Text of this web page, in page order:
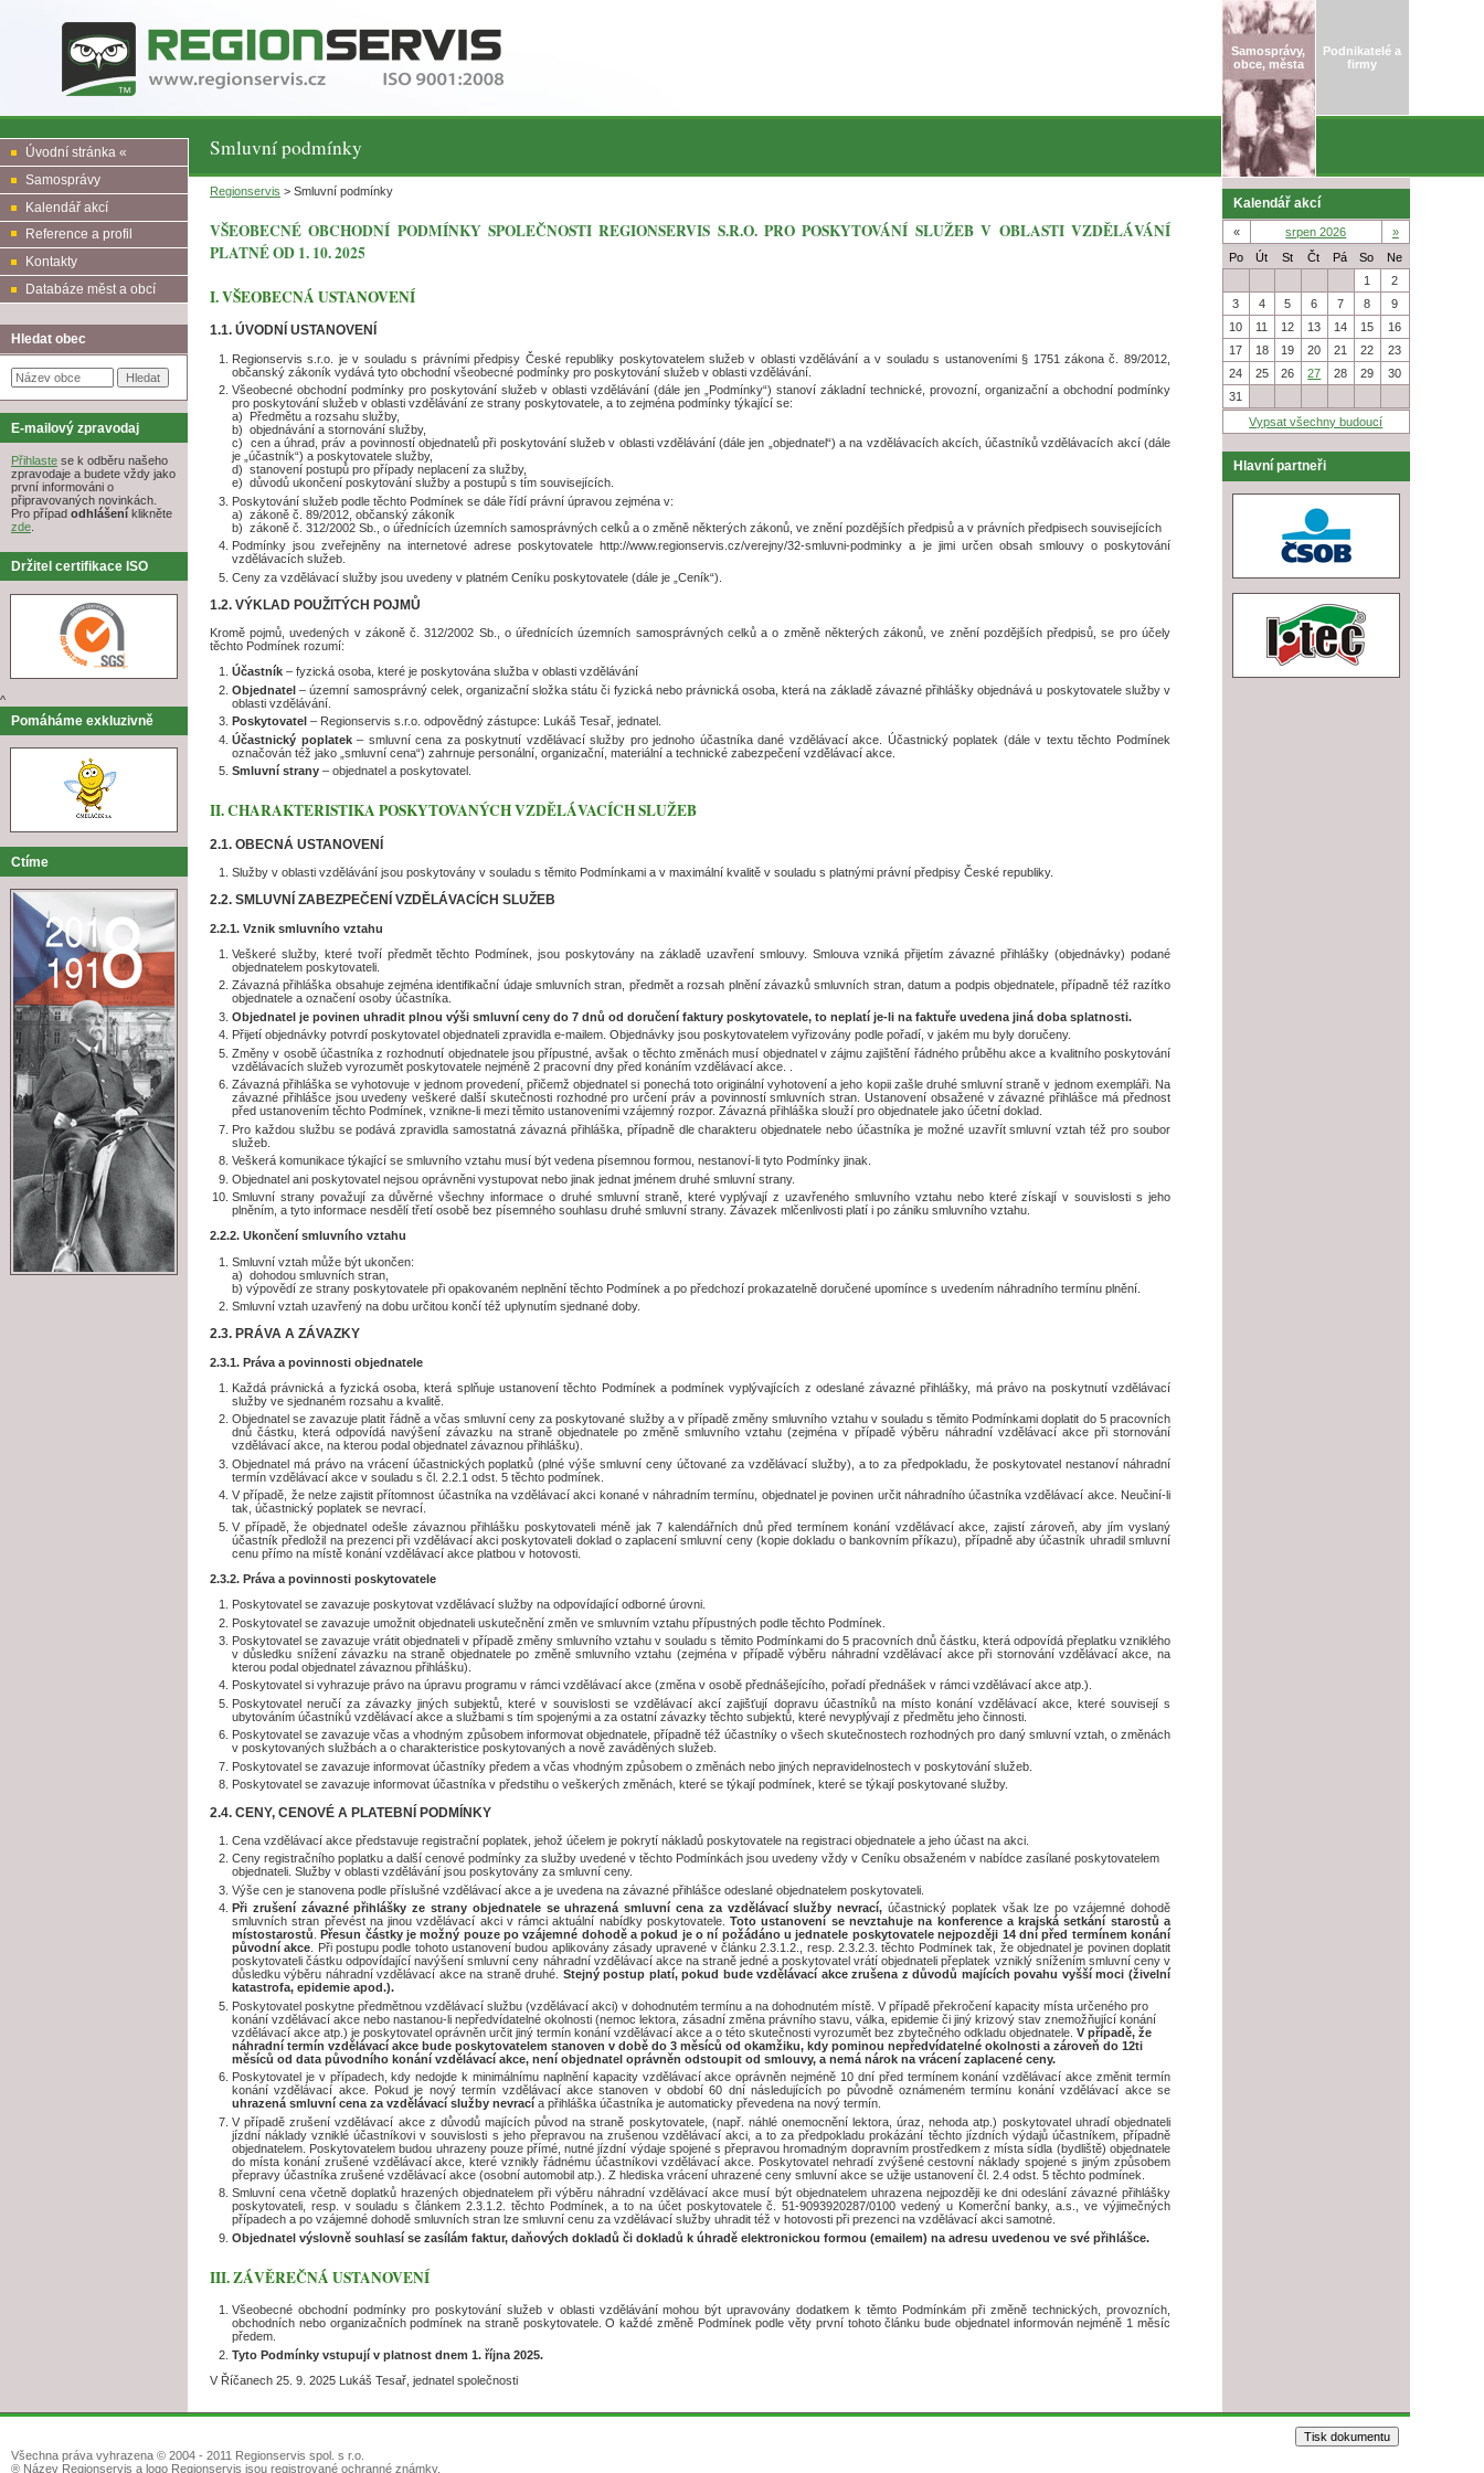
Samosprávy,
obce, města
Podnikatelé a
firmy
Smluvní podmínky
Úvodní stránka «
Samosprávy
Kalendář akcí
Reference a profil
Kontakty
Databáze měst a obcí
Hledat obec
E-mailový zpravodaj
Přihlaste se k odběru našeho
zpravodaje a budete vždy jako
první informováni o
připravovaných novinkách.
Pro případ odhlášení klikněte
zde
Držitel certifikace ISO
^
Pomáháme exkluzivně
Ctíme
Kalendář akcí
« srpen 2026
»
Po
Út St Čt Pá So
Ne
1
2
3
4 5 6 7 8
9
10
11 12 13 14 15
16
17
18 19 20 21 22
23
24
25 26 27 28 29
30
31
Vypsat všechny budoucí
Hlavní partneři
Regionservis > Smluvní podmínky
VŠEOBECNÉ OBCHODNÍ PODMÍNKY SPOLEČNOSTI REGIONSERVIS S.R.O. PRO POSKYTOVÁNÍ SLUŽEB V OBLASTI VZDĚLÁVÁNÍ
PLATNÉ OD 1. 10. 2025
I. VŠEOBECNÁ USTANOVENÍ
1.1. ÚVODNÍ USTANOVENÍ
Regionservis s.r.o. je v souladu s právními předpisy České republiky poskytovatelem služeb v oblasti vzdělávání a v souladu s ustanoveními § 1751 zákona č. 89/2012,
občanský zákoník vydává tyto obchodní všeobecné podmínky pro poskytování služeb v oblasti vzdělávání.
Všeobecné obchodní podmínky pro poskytování služeb v oblasti vzdělávání (dále jen „Podmínky“) stanoví základní technické, provozní, organizační a obchodní podmínky
pro poskytování služeb v oblasti vzdělávání ze strany poskytovatele, a to zejména podmínky týkající se:
a) Předmětu a rozsahu služby,
b) objednávání a stornování služby,
c) cen a úhrad, práv a povinností objednatelů při poskytování služeb v oblasti vzdělávání (dále jen „objednatel“) a na vzdělávacích akcích, účastníků vzdělávacích akcí (dále
je „účastník“) a poskytovatele služby,
d) stanovení postupů pro případy neplacení za služby,
e) důvodů ukončení poskytování služby a postupů s tím souvisejících.
Poskytování služeb podle těchto Podmínek se dále řídí právní úpravou zejména v:
a) zákoně č. 89/2012, občanský zákoník
b) zákoně č. 312/2002 Sb., o úřednících územních samosprávných celků a o změně některých zákonů, ve znění pozdějších předpisů a v právních předpisech souvisejících
Podmínky jsou zveřejněny na internetové adrese poskytovatele http://www.regionservis.cz/verejny/32-smluvni-podminky a je jimi určen obsah smlouvy o poskytování
vzdělávacích služeb.
Ceny za vzdělávací služby jsou uvedeny v platném Ceníku poskytovatele (dále je „Ceník“).
1.2. VÝKLAD POUŽITÝCH POJMŮ
Kromě pojmů, uvedených v zákoně č. 312/2002 Sb., o úřednících územních samosprávných celků a o změně některých zákonů, ve znění pozdějších předpisů, se pro účely
těchto Podmínek rozumí:
Účastník – fyzická osoba, které je poskytována služba v oblasti vzdělávání
Objednatel – územní samosprávný celek, organizační složka státu či fyzická nebo právnická osoba, která na základě závazné přihlášky objednává u poskytovatele služby v
oblasti vzdělávání.
Poskytovatel – Regionservis s.r.o. odpovědný zástupce: Lukáš Tesař, jednatel.
Účastnický poplatek– smluvní cena za poskytnutí vzdělávací služby pro jednoho účastníka dané vzdělávací akce. Účastnický poplatek (dále v textu těchto Podmínek
označován též jako „smluvní cena“) zahrnuje personální, organizační, materiální a technické zabezpečení vzdělávací akce.
Smluvní strany – objednatel a poskytovatel.
II. CHARAKTERISTIKA POSKYTOVANÝCH VZDĚLÁVACÍCH SLUŽEB
2.1. OBECNÁ USTANOVENÍ
Služby v oblasti vzdělávání jsou poskytovány v souladu s těmito Podmínkami a v maximální kvalitě v souladu s platnými právní předpisy České republiky.
2.2. SMLUVNÍ ZABEZPEČENÍ VZDĚLÁVACÍCH SLUŽEB
2.2.1. Vznik smluvního vztahu
Veškeré služby, které tvoří předmět těchto Podmínek, jsou poskytovány na základě uzavření smlouvy. Smlouva vzniká přijetím závazné přihlášky (objednávky) podané
objednatelem poskytovateli.
Závazná přihláška obsahuje zejména identifikační údaje smluvních stran, předmět a rozsah plnění závazků smluvních stran, datum a podpis objednatele, případně též razítko
objednatele a označení osoby účastníka.
Objednatel je povinen uhradit plnou výši smluvní ceny do 7 dnů od doručení faktury poskytovatele, to neplatí je-li na faktuře uvedena jiná doba splatnosti.
Přijetí objednávky potvrdí poskytovatel objednateli zpravidla e-mailem. Objednávky jsou poskytovatelem vyřizovány podle pořadí, v jakém mu byly doručeny.
Změny v osobě účastníka z rozhodnutí objednatele jsou přípustné, avšak o těchto změnách musí objednatel v zájmu zajištění řádného průběhu akce a kvalitního poskytování
vzdělávacích služeb vyrozumět poskytovatele nejméně 2 pracovní dny před konáním vzdělávací akce. .
Závazná přihláška se vyhotovuje v jednom provedení, přičemž objednatel si ponechá toto originální vyhotovení a jeho kopii zašle druhé smluvní straně v jednom exempláři. Na
závazné přihlášce jsou uvedeny veškeré další skutečnosti rozhodné pro určení práv a povinností smluvních stran. Ustanovení obsažené v závazné přihlášce má přednost
před ustanovením těchto Podmínek, vznikne-li mezi těmito ustanoveními vzájemný rozpor. Závazná přihláška slouží pro objednatele jako účetní doklad.
Pro každou službu se podává zpravidla samostatná závazná přihláška, případně dle charakteru objednatele nebo účastníka je možné uzavřít smluvní vztah též pro soubor
služeb.
Veškerá komunikace týkající se smluvního vztahu musí být vedena písemnou formou, nestanoví-li tyto Podmínky jinak.
Objednatel ani poskytovatel nejsou oprávněni vystupovat nebo jinak jednat jménem druhé smluvní strany.
Smluvní strany považují za důvěrné všechny informace o druhé smluvní straně, které vyplývají z uzavřeného smluvního vztahu nebo které získají v souvislosti s jeho
plněním, a tyto informace nesdělí třetí osobě bez písemného souhlasu druhé smluvní strany. Závazek mlčenlivosti platí i po zániku smluvního vztahu.
2.2.2. Ukončení smluvního vztahu
Smluvní vztah může být ukončen:
a) dohodou smluvních stran,
b) výpovědí ze strany poskytovatele při opakovaném neplnění těchto Podmínek a po předchozí prokazatelně doručené upomínce s uvedením náhradního termínu plnění.
Smluvní vztah uzavřený na dobu určitou končí též uplynutím sjednané doby.
2.3. PRÁVA A ZÁVAZKY
2.3.1. Práva a povinnosti objednatele
Každá právnická a fyzická osoba, která splňuje ustanovení těchto Podmínek a podmínek vyplývajících z odeslané závazné přihlášky, má právo na poskytnutí vzdělávací
služby ve sjednaném rozsahu a kvalitě.
Objednatel se zavazuje platit řádně a včas smluvní ceny za poskytované služby a v případě změny smluvního vztahu v souladu s těmito Podmínkami doplatit do 5 pracovních
dnů částku, která odpovídá navýšení závazku na straně objednatele po změně smluvního vztahu (zejména v případě výběru náhradní vzdělávací akce při stornování
vzdělávací akce, na kterou podal objednatel závaznou přihlášku).
Objednatel má právo na vrácení účastnických poplatků (plné výše smluvní ceny účtované za vzdělávací služby), a to za předpokladu, že poskytovatel nestanoví náhradní
termín vzdělávací akce v souladu s čl. 2.2.1 odst. 5 těchto podmínek.
V případě, že nelze zajistit přítomnost účastníka na vzdělávací akci konané v náhradním termínu, objednatel je povinen určit náhradního účastníka vzdělávací akce. Neučiní-li
tak, účastnický poplatek se nevrací.
V případě, že objednatel odešle závaznou přihlášku poskytovateli méně jak 7 kalendářních dnů před termínem konání vzdělávací akce, zajistí zároveň, aby jím vyslaný
účastník předložil na prezenci při vzdělávací akci poskytovateli doklad o zaplacení smluvní ceny (kopie dokladu o bankovním příkazu), případně aby účastník uhradil smluvní
cenu přímo na místě konání vzdělávací akce platbou v hotovosti.
2.3.2. Práva a povinnosti poskytovatele
Poskytovatel se zavazuje poskytovat vzdělávací služby na odpovídající odborné úrovni.
Poskytovatel se zavazuje umožnit objednateli uskutečnění změn ve smluvním vztahu přípustných podle těchto Podmínek.
Poskytovatel se zavazuje vrátit objednateli v případě změny smluvního vztahu v souladu s těmito Podmínkami do 5 pracovních dnů částku, která odpovídá přeplatku vzniklého
v důsledku snížení závazku na straně objednatele po změně smluvního vztahu (zejména v případě výběru náhradní vzdělávací akce při stornování vzdělávací akce, na
kterou podal objednatel závaznou přihlášku).
Poskytovatel si vyhrazuje právo na úpravu programu v rámci vzdělávací akce (změna v osobě přednášejícího, pořadí přednášek v rámci vzdělávací akce atp.).
Poskytovatel neručí za závazky jiných subjektů, které v souvislosti se vzdělávací akcí zajišťují dopravu účastníků na místo konání vzdělávací akce, které souvisejí s
ubytováním účastníků vzdělávací akce a službami s tím spojenými a za ostatní závazky těchto subjektů, které nevyplývají z předmětu jeho činnosti.
Poskytovatel se zavazuje včas a vhodným způsobem informovat objednatele, případně též účastníky o všech skutečnostech rozhodných pro daný smluvní vztah, o změnách
v poskytovaných službách a o charakteristice poskytovaných a nově zaváděných služeb.
Poskytovatel se zavazuje informovat účastníky předem a včas vhodným způsobem o změnách nebo jiných nepravidelnostech v poskytování služeb.
Poskytovatel se zavazuje informovat účastníka v předstihu o veškerých změnách, které se týkají podmínek, které se týkají poskytované služby.
2.4. CENY, CENOVÉ A PLATEBNÍ PODMÍNKY
Cena vzdělávací akce představuje registrační poplatek, jehož účelem je pokrytí nákladů poskytovatele na registraci objednatele a jeho účast na akci.
Ceny registračního poplatku a další cenové podmínky za služby uvedené v těchto Podmínkách jsou uvedeny vždy v Ceníku obsaženém v nabídce zasílané poskytovatelem
objednateli. Služby v oblasti vzdělávání jsou poskytovány za smluvní ceny.
Výše cen je stanovena podle příslušné vzdělávací akce a je uvedena na závazné přihlášce odeslané objednatelem poskytovateli.
Při zrušení závazné přihlášky ze strany objednatele se uhrazená smluvní cena za vzdělávací služby nevrací,účastnický poplatek však lze po vzájemné dohodě
smluvních stran převést na jinou vzdělávací akci v rámci aktuální nabídky poskytovatele.Toto ustanovení se nevztahuje na konference a krajská setkání starostů a
místostarostů
Přesun částky je možný pouze po vzájemné dohodě a pokud je o ní požádáno u jednatele poskytovatele nejpozději 14 dní před termínem konání
původní akce . Při postupu podle tohoto ustanovení budou aplikovány zásady upravené v článku 2.3.1.2., resp. 2.3.2.3. těchto Podmínek tak, že objednatel je povinen doplatit
poskytovateli částku odpovídající navýšení smluvní ceny náhradní vzdělávací akce na straně jedné a poskytovatel vrátí objednateli přeplatek vzniklý snížením smluvní ceny v
důsledku výběru náhradní vzdělávací akce na straně druhé. Stejný postup platí, pokud bude vzdělávací akce zrušena z důvodů majících povahu vyšší moci (živelní
katastrofa, epidemie apod.).
Poskytovatel poskytne předmětnou vzdělávací službu (vzdělávací akci) v dohodnutém termínu a na dohodnutém místě. V případě překročení kapacity místa určeného pro
konání vzdělávací akce nebo nastanou-li nepředvídatelné okolnosti (nemoc lektora, zásadní změna právního stavu, válka, epidemie či jiný krizový stav znemožňující konání
vzdělávací akce atp.) je poskytovatel oprávněn určit jiný termín konání vzdělávací akce a o této skutečnosti vyrozumět bez zbytečného odkladu objednatele. V případě, že
náhradní termín vzdělávací akce bude poskytovatelem stanoven v době do 3 měsíců od okamžiku, kdy pominou nepředvídatelné okolnosti a zároveň do 12ti
měsíců od data původního konání vzdělávací akce, není objednatel oprávněn odstoupit od smlouvy, a nemá nárok na vrácení zaplacené ceny.
Poskytovatel je v případech, kdy nedojde k minimálnímu naplnění kapacity vzdělávací akce oprávněn nejméně 10 dní před termínem konání vzdělávací akce změnit termín
konání vzdělávací akce. Pokud je nový termín vzdělávací akce stanoven v období 60 dní následujících po původně oznámeném termínu konání vzdělávací akce se
uhrazená smluvní cena za vzdělávací služby nevrací a přihláška účastníka je automaticky převedena na nový termín.
V případě zrušení vzdělávací akce z důvodů majících původ na straně poskytovatele, (např. náhlé onemocnění lektora, úraz, nehoda atp.) poskytovatel uhradí objednateli
jízdní náklady vzniklé účastníkovi v souvislosti s jeho přepravou na zrušenou vzdělávací akci, a to za předpokladu prokázání těchto jízdních výdajů účastníkem, případně
objednatelem. Poskytovatelem budou uhrazeny pouze přímé, nutné jízdní výdaje spojené s přepravou hromadným dopravním prostředkem z místa sídla (bydliště) objednatele
do místa konání zrušené vzdělávací akce, které vznikly řádnému účastníkovi vzdělávací akce. Poskytovatel nehradí zvýšené cestovní náklady spojené s jiným způsobem
přepravy účastníka zrušené vzdělávací akce (osobní automobil atp.). Z hlediska vrácení uhrazené ceny smluvní akce se užije ustanovení čl. 2.4 odst. 5 těchto podmínek.
Smluvní cena včetně doplatků hrazených objednatelem při výběru náhradní vzdělávací akce musí být objednatelem uhrazena nejpozději ke dni odeslání závazné přihlášky
poskytovateli, resp. v souladu s článkem 2.3.1.2. těchto Podmínek, a to na účet poskytovatele č. 51-9093920287/0100 vedený u Komerční banky, a.s., ve výjimečných
případech a po vzájemné dohodě smluvních stran lze smluvní cenu za vzdělávací služby uhradit též v hotovosti při prezenci na vzdělávací akci samotné.
Objednatel výslovně souhlasí se zasílám faktur, daňových dokladů či dokladů k úhradě elektronickou formou (emailem) na adresu uvedenou ve své přihlášce.
III. ZÁVĚREČNÁ USTANOVENÍ
Všeobecné obchodní podmínky pro poskytování služeb v oblasti vzdělávání mohou být upravovány dodatkem k těmto Podmínkám při změně technických, provozních,
obchodních nebo organizačních podmínek na straně poskytovatele. O každé změně Podmínek podle věty první tohoto článku bude objednatel informován nejméně 1 měsíc
předem.
Tyto Podmínky vstupují v platnost dnem 1. října 2025.
V Říčanech 25. 9. 2025 Lukáš Tesař, jednatel společnosti
Všechna práva vyhrazena © 2004 - 2011 Regionservis spol. s r.o.
® Název Regionservis a logo Regionservis jsou registrované ochranné známky.